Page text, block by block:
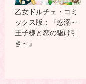
乙女ドルチェ・コミ
ックス版：『惑溺～
王子様と恋の駆け引
き～』